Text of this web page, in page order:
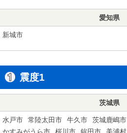
愛知県
新城市
震度1
茨城県
水戸市 常陸太田市 牛久市 茨城鹿嶋市
かすみがうら市
桜川市 鉾田市 美浦村